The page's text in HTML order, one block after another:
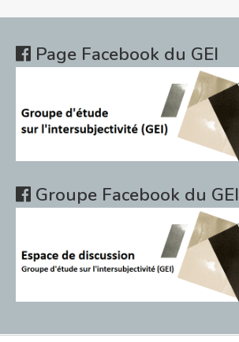
Page Facebook du GEI
Groupe Facebook du GEI